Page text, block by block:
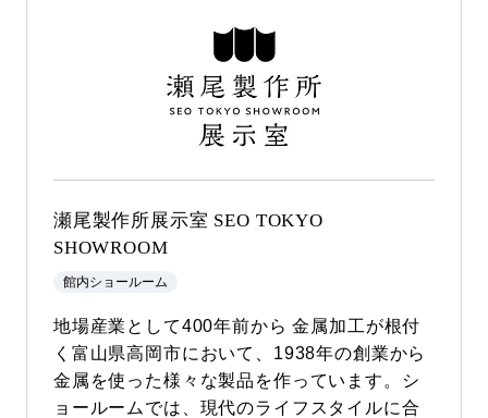
瀬尾製作所展示室 SEO TOKYO
SHOWROOM
館内ショールーム
地場産業として400年前から 金属加工が根付
く富山県高岡市において、1938年の創業から
金属を使った様々な製品を作っています。シ
ョールームでは、現代のライフスタイルに合